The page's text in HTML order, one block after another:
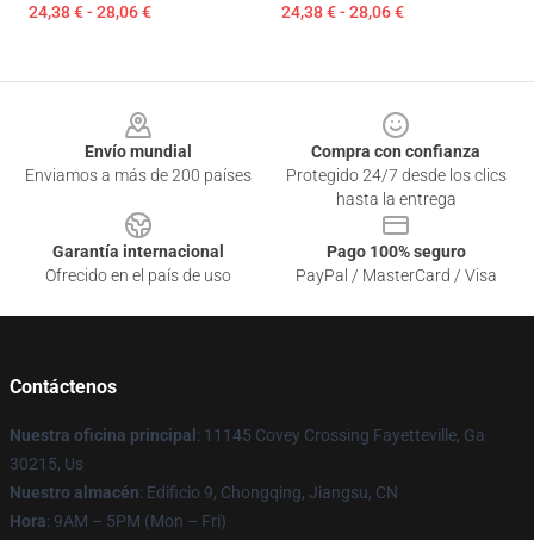
24,38 € - 28,06 € 24,38 € - 28,06 €
Envío mundial
Enviamos a más de 200 países
Compra con confianza
Protegido 24/7 desde los clics
hasta la entrega
Garantía internacional
Ofrecido en el país de uso
Pago 100% seguro
PayPal / MasterCard / Visa
Contáctenos
Nuestra oficina principal : 11145 Covey Crossing Fayetteville, Ga
30215, Us
Nuestro almacén: Edificio 9, Chongqing, Jiangsu, CN
Hora: 9AM – 5PM (Mon – Fri)